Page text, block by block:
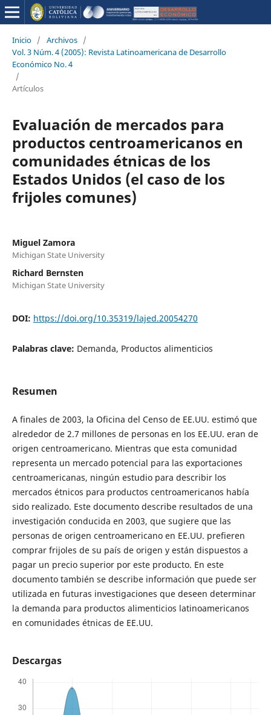
Inicio / Archivos /
Vol. 3 Núm. 4 (2005): Revista Latinoamericana de Desarrollo
Económico No. 4
/
Artículos
Evaluación de mercados para
productos centroamericanos en
comunidades étnicas de los
Estados Unidos (el caso de los
frijoles comunes)
Miguel Zamora
Michigan State University
Richard Bernsten
Michigan State University
DOI: https://doi.org/10.35319/lajed.20054270
Palabras clave: Demanda, Productos alimenticios
Resumen
A finales de 2003, la Oficina del Censo de EE.UU. estimó que
alrededor de 2.7 millones de personas en los EE.UU. eran de
origen centroamericano. Mientras que esta comunidad
representa un mercado potencial para las exportaciones
centroamericanas, ningún estudio para describir los
mercados étnicos para productos centroamericanos había
sido realizado. Este documento describe resultados de una
investigación conducida en 2003, que sugiere que las
personas de origen centroamericano en EE.UU. prefieren
comprar frijoles de su país de origen y están dispuestos a
pagar un precio superior por este producto. En este
documento también se describe información que puede ser
utilizada en futuras investigaciones que deseen determinar
la demanda para productos alimenticios latinoamericanos
en comunidades étnicas de EE.UU.
Descargas